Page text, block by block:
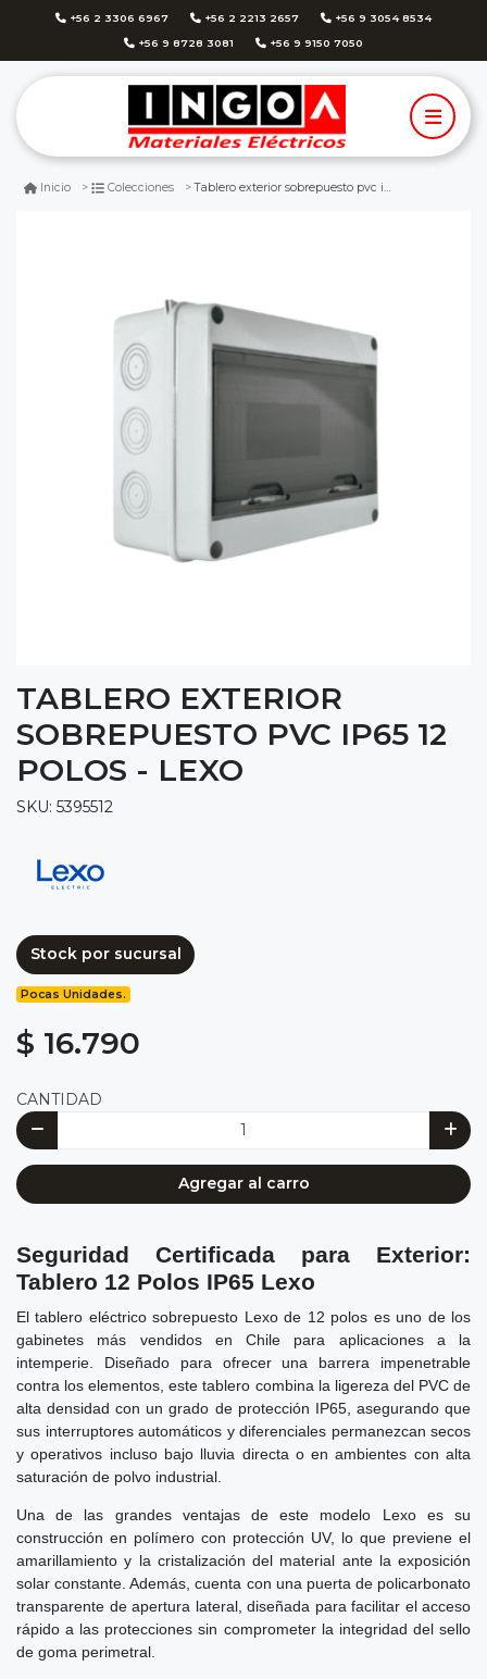
+56 2 3306 6967 +56 2 2213 2657 +56 9 3054 8534
+56 9 8728 3081 +56 9 9150 7050
Inicio Colecciones Tablero exterior sobrepuesto pvc ip65 12 polos - lexo
TABLERO EXTERIOR
SOBREPUESTO PVC IP65 12
POLOS - LEXO
SKU: 5395512
Stock por sucursal
Pocas Unidades.
$ 16.790
CANTIDAD
Agregar al carro
Seguridad Certificada para Exterior:
Tablero 12 Polos IP65 Lexo
El tablero eléctrico sobrepuesto Lexo de 12 polos es uno de los
gabinetes más vendidos en Chile para aplicaciones a la
intemperie. Diseñado para ofrecer una barrera impenetrable
contra los elementos, este tablero combina la ligereza del PVC de
alta densidad con un grado de protección IP65, asegurando que
sus interruptores automáticos y diferenciales permanezcan secos
y operativos incluso bajo lluvia directa o en ambientes con alta
saturación de polvo industrial.
Una de las grandes ventajas de este modelo Lexo es su
construcción en polímero con protección UV, lo que previene el
amarillamiento y la cristalización del material ante la exposición
solar constante. Además, cuenta con una puerta de policarbonato
transparente de apertura lateral, diseñada para facilitar el acceso
rápido a las protecciones sin comprometer la integridad del sello
de goma perimetral.